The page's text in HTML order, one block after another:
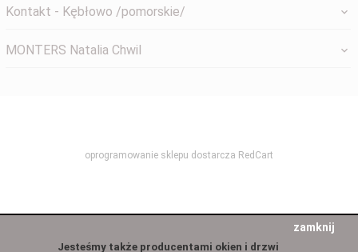
Kontakt - Kębłowo /pomorskie/
MONTERS Natalia Chwil
oprogramowanie sklepu dostarcza RedCart
Jesteśmy także producentami okien i drzwi
zamknij